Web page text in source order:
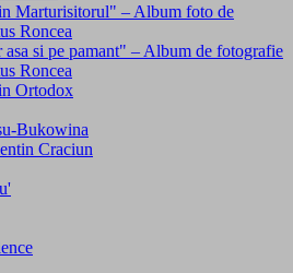
Marturisitorul" – Album foto de
Roncea
asa si pe pamant" – Album de fotografie
Roncea
Ortodox
Bukowina
Craciun